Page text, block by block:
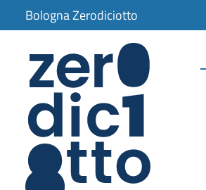
Bologna Zerodiciotto